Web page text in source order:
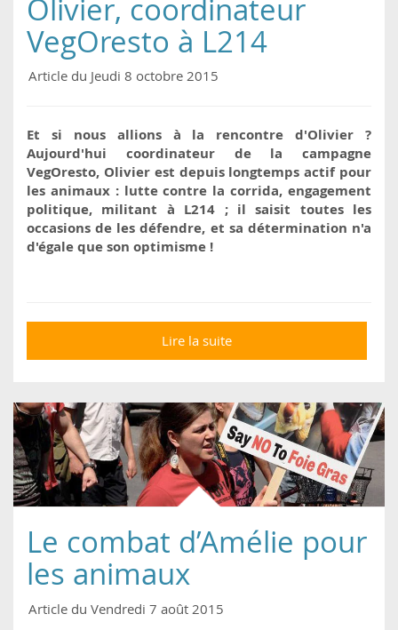
Olivier, coordinateur
VegOresto à L214
Article du Jeudi 8 octobre 2015
Et si nous allions à la rencontre d'Olivier ?
Aujourd'hui coordinateur de la campagne
VegOresto, Olivier est depuis longtemps actif pour
les animaux : lutte contre la corrida, engagement
politique, militant à L214 ; il saisit toutes les
occasions de les défendre, et sa détermination n'a
d'égale que son optimisme !
Lire la suite
coordinateur
Le combat d’Amélie pour
les animaux
Article du Vendredi 7 août 2015